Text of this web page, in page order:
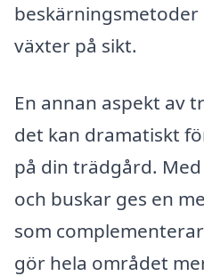
beskärningsmetoder
växter på sikt.
En annan aspekt av
det kan dramatiskt
på din trädgård.
och buskar ges en
som
gör hela området